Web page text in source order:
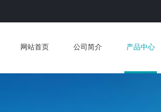
网站首页 公司简介 产品中心